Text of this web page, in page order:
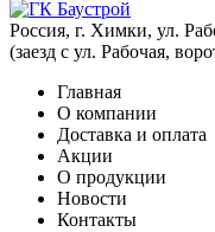
Россия, г. Химки, ул.
(заезд с ул. Рабочая,
Главная
О компании
Доставка и оплата
Акции
О продукции
Новости
Контакты